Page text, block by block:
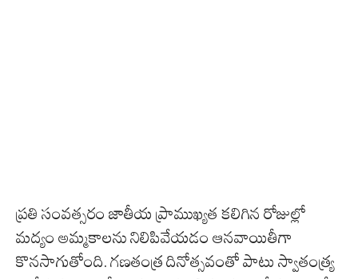
ప్రతి సంవత్సరం జాతీయ ప్రాముఖ్యత కలిగిన రోజుల్లో
మద్యం అమ్మకాలను నిలిపివేయడం ఆనవాయితీగా
కొనసాగుతోంది. గణతంత్ర దినోత్సవంతో పాటు స్వాతంత్ర్య